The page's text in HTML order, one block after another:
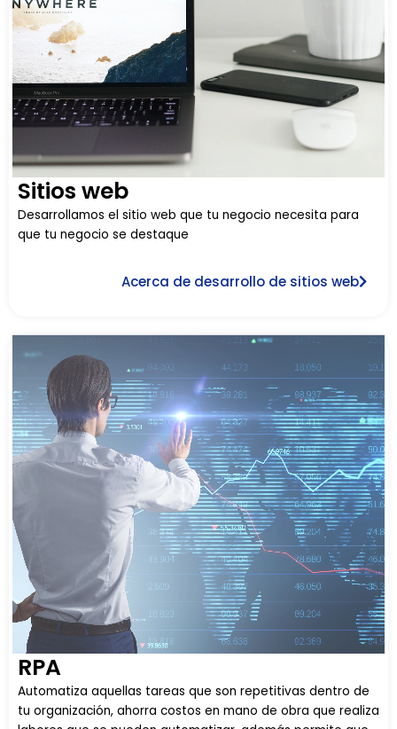
Sitios web
Desarrollamos el sitio web que tu negocio necesita para
que tu negocio se destaque
Acerca de desarrollo de sitios web
RPA
Automatiza aquellas tareas que son repetitivas dentro de
tu organización, ahorra costos en mano de obra que realiza